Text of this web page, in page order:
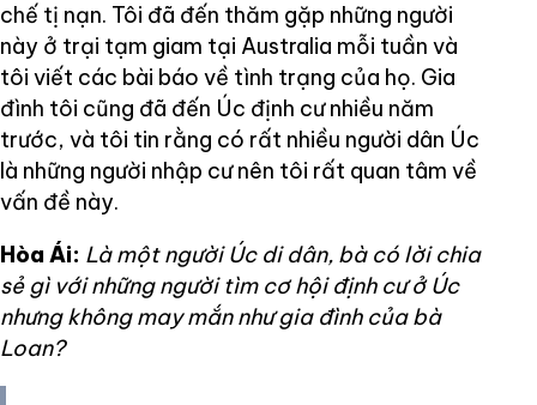
chế tị nạn. Tôi đã đến thăm gặp những người
này ở trại tạm giam tại Australia mỗi tuần và
tôi viết các bài báo về tình trạng của họ. Gia
đình tôi cũng đã đến Úc định cư nhiều năm
trước, và tôi tin rằng có rất nhiều người dân Úc
là những người nhập cư nên tôi rất quan tâm về
vấn đề này.
Hòa Ái: Là một người Úc di dân, bà có lời chia
sẻ gì với những người tìm cơ hội định cư ở Úc
nhưng không may mắn như gia đình của bà
Loan?